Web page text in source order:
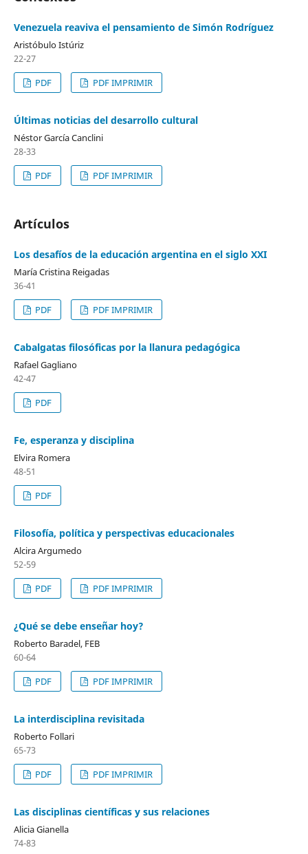
Venezuela reaviva el pensamiento de Simón Rodríguez
Aristóbulo Istúriz
22-27
PDF
PDF IMPRIMIR
Últimas noticias del desarrollo cultural
Néstor García Canclini
28-33
PDF
PDF IMPRIMIR
Artículos
Los desafíos de la educación argentina en el siglo XXI
María Cristina Reigadas
36-41
PDF
PDF IMPRIMIR
Cabalgatas filosóficas por la llanura pedagógica
Rafael Gagliano
42-47
PDF
Fe, esperanza y disciplina
Elvira Romera
48-51
PDF
Filosofía, política y perspectivas educacionales
Alcira Argumedo
52-59
PDF
PDF IMPRIMIR
¿Qué se debe enseñar hoy?
Roberto Baradel, FEB
60-64
PDF
PDF IMPRIMIR
La interdisciplina revisitada
Roberto Follari
65-73
PDF
PDF IMPRIMIR
Las disciplinas científicas y sus relaciones
Alicia Gianella
74-83